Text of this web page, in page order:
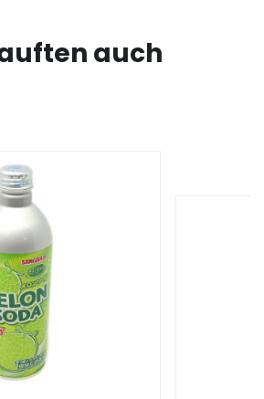
auch